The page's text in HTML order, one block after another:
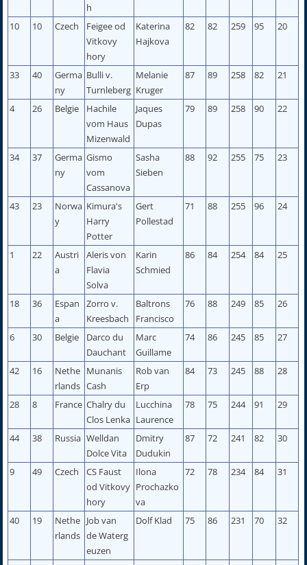
h
10 10 Czech
Feigee od
Vitkovy
hory
Katerina
Hajkova
82 82 259 95 20
33 40
Germa
ny
Bulli v.
Turnleberg
Melanie
Kruger
87 89 258 82 21
4 26 Belgie
Hachile
vom Haus
Mizenwald
Jaques
Dupas
79 89 258 90 22
34 37
Germa
ny
Gismo
vom
Cassanova
Sasha
Sieben
88 92 255 75 23
43 23
Norwa
y
Kimura's
Harry
Potter
Gert
Pollestad
71 88 255 96 24
1 22
Austri
a
Aleris von
Flavia
Solva
Karin
Schmied
86 84 254 84 25
18 36
Espan
a
Zorro v.
Kreesbach
Baltrons
Francisco
76 88 249 85 26
6 30 Belgie
Darco du
Dauchant
Marc
Guillame
74 86 245 85 27
42 16
Nethe
rlands
Munanis
Cash
Rob van
Erp
84 73 245 88 28
28 8 France Chalry du
Clos Lenka
Lucchina
Laurence
78 75 244 91 29
44 38 Russia Welldan
Dolce Vita
Dmitry
Dudukin
87 72 241 82 30
9 49 Czech
CS Faust
od Vitkovy
hory
Ilona
Prochazko
va
72 78 234 84 31
40 19
Nethe
rlands
Job van
de Waterg
euzen
Dolf Klad 75 86 231 70 32